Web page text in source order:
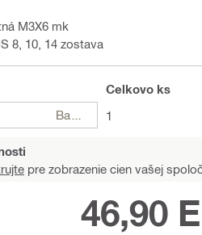
M3X6 mk
8, 10, 14 zostava
Celkovo ks
1
pre zobrazenie cien vašej
46,90